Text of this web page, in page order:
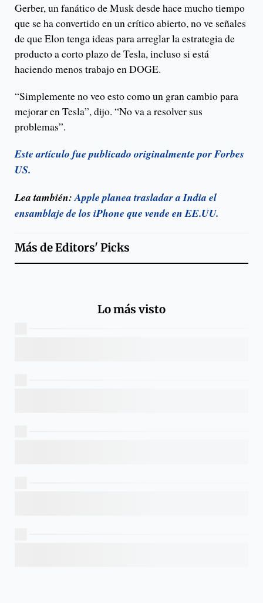
Gerber, un fanático de Musk desde hace mucho tiempo
que se ha convertido en un crítico abierto, no ve señales
de que Elon tenga ideas para arreglar la estrategia de
producto a corto plazo de Tesla, incluso si está
haciendo menos trabajo en DOGE.
“Simplemente no veo esto como un gran cambio para
mejorar en Tesla”, dijo. “No va a resolver sus
problemas”.
Este artículo fue publicado originalmente por Forbes
US.
Lea también:Apple planea trasladar a India el
ensamblaje de los iPhone que vende en EE.UU.
Más deEditors' Picks
Lo más visto